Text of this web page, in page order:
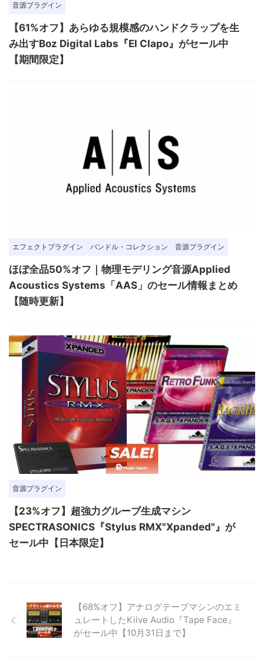
音源プラグイン
【61%オフ】あらゆる規模感のハンドクラップを生
み出すBoz Digital Labs『El Clapo』がセール中
【期間限定】
エフェクトプラグイン バンドル・コレクション 音源プラグイン
ほぼ全品50%オフ｜物理モデリング音源Applied
Acoustics Systems「AAS」のセール情報まとめ
【随時更新】
音源プラグイン
【23%オフ】超強力グルーブ生成マシン
SPECTRASONICS『Stylus RMX"Xpanded"』が
セール中【日本限定】
【68%オフ】アナログテープマシンのエミ
ュレートしたKiive Audio『Tape Face』
がセール中【10月31日まで】